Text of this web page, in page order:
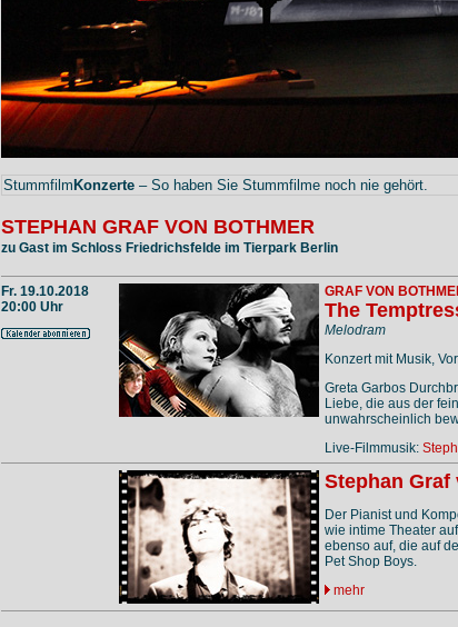
StummfilmKonzerte – So haben Sie Stummfilme noch nie gehört.
STEPHAN GRAF VON BOTHMER
zu Gast im Schloss Friedrichsfelde im Tierpark Berlin
Fr. 19.10.2018
20:00 Uhr
GRAF VON
The
Melodram
Konzert mit Musik,
Greta Garbos
Liebe, die aus der
unwahrscheinlich
Live-Filmmusik:
Stephan Graf
Der Pianist und
wie intime Theater
ebenso auf, die auf
Pet Shop Boys.
mehr